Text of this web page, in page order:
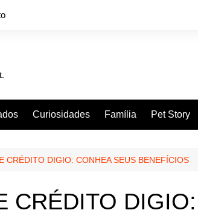
Curiosidades Família Pet Story
CRÉDITO DIGIO: CONHEA SEUS BENEFÍCIOS
CRÉDITO